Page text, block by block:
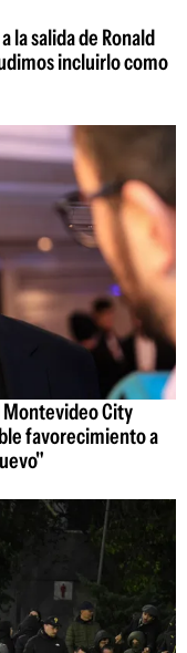
la salida de Ronald
incluirlo como
Montevideo City
favorecimiento a